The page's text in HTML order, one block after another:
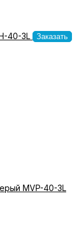
40-3L
Заказать
MVP-40-3L